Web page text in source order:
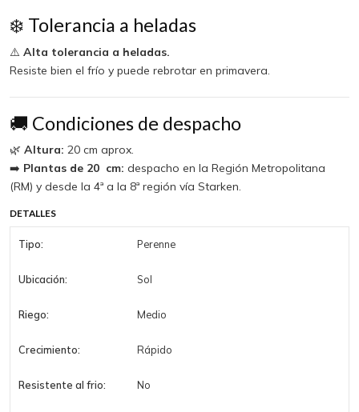
❄️ Tolerancia a heladas
⚠️ Alta tolerancia a heladas.
Resiste bien el frío y puede rebrotar en primavera.
🚚 Condiciones de despacho
🌿 Altura: 20 cm aprox.
➡️ Plantas de 20 cm: despacho en la Región Metropolitana
(RM) y desde la 4ª a la 8ª región vía Starken.
DETALLES
Tipo: Perenne
Ubicación: Sol
Riego: Medio
Crecimiento: Rápido
Resistente al frio: No